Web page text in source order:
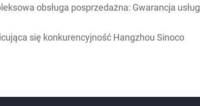
obsługa posprzedażna: Gwarancja usług
się konkurencyjność Hangzhou Sinoco